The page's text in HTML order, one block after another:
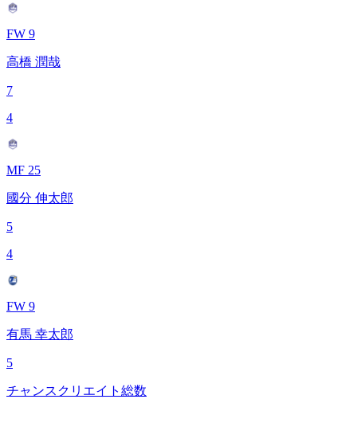
FW 9
高橋 潤哉
7
4
MF 25
國分 伸太郎
5
4
FW 9
有馬 幸太郎
5
チャンスクリエイト総数